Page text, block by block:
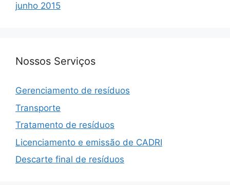
junho 2015
Nossos Serviços
Gerenciamento de resíduos
Transporte
Tratamento de resíduos
Licenciamento e emissão de CADRI
Descarte final de resíduos